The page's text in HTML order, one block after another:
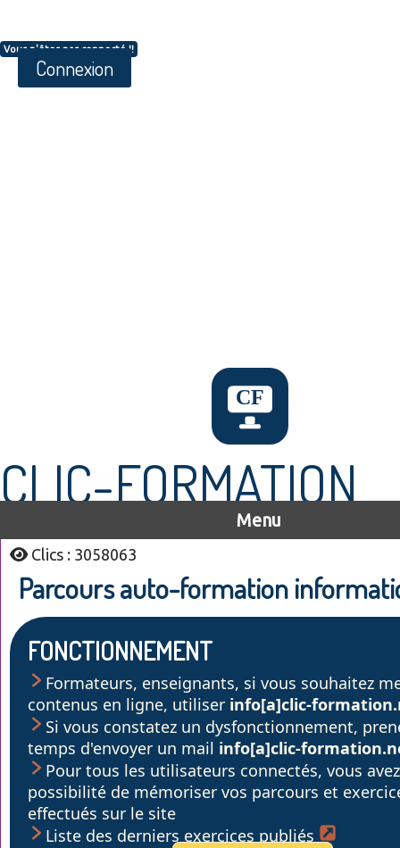
Vous n'êtes pas connecté !!
Connexion
CLIC-FORMATION
Menu
Clics : 3058063
Parcours auto-formation
FONCTIONNEMENT
Formateurs, enseignants, si vous souhaitez
contenus en ligne, utiliser info[a]clic-
Si vous constatez un dysfonctionnement,
temps d'envoyer un mail info[a]clic-
Pour tous les utilisateurs connectés, vous
possibilité de mémoriser vos parcours et
effectués sur le site
Liste des derniers exercices publiés